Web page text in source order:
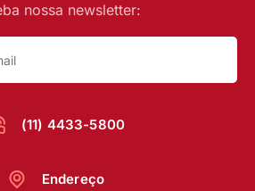
(11) 4433-5800
nossa newsletter:
Endereço